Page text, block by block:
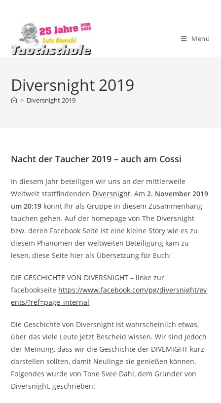
springen
Menü
Diversnight 2019
> Diversnight 2019
Nacht der Taucher 2019 – auch am Cossi
In diesem Jahr beteiligen wir uns an der mittlerweile
Weltweit stattfindenden Diversnight. Am2. November 2019
um 20:19 könnt Ihr als Gruppe in diesem Zusammenhang
tauchen gehen. Auf der homepage von The Diversnight
bzw. deren Facebook Seite ist eine kleine Story wie es zu
diesem Phänomen der weltweiten Beteiligung kam zu
lesen, diese Seite hier als Übersetzung für Euch:
DIE GESCHICHTE VON DIVERSNIGHT – linke zur
facebookseite https://www.facebook.com/pg/diversnight/ev
ents/?ref=page_internal
Die Geschichte von Diversnight ist wahrscheinlich etwas,
über das viele Leute jetzt Bescheid wissen. Wir sind jedoch
der Meinung, dass wir die Geschichte der DIVEMIGHT kurz
darstellen sollten, damit Neulinge sie genießen können.
Folgendes wurde von Tone Svee Dahl, dem Gründer von
Diversnight, geschrieben: